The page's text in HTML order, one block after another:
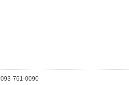
093-761-0090